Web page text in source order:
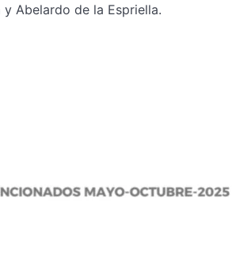
Abelardo de la Espriella.